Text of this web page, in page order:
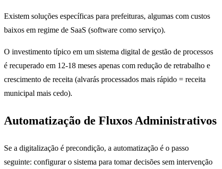
Existem soluções específicas para prefeituras, algumas com custos
baixos em regime de SaaS (software como serviço).
O investimento típico em um sistema digital de gestão de processos
é recuperado em 12-18 meses apenas com redução de retrabalho e
crescimento de receita (alvarás processados mais rápido = receita
municipal mais cedo).
Automatização de Fluxos Administrativos
Se a digitalização é precondição, a automatização é o passo
seguinte: configurar o sistema para tomar decisões sem intervenção